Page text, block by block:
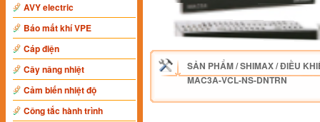
AVY electric
Báo mất khí VPE
Cáp điện
Cây nâng nhiệt
Cảm biến nhiệt độ
Công tắc hành trình
SẢN PHẨM/SHIMAX/ĐIỀU
MAC3A-VCL-NS-DNTRN